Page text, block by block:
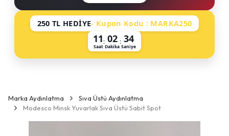
250 TL HEDİYE- Kupon Kodu : MARKA250
11
Saat
: 02
Dakika
: 33
Saniye
Marka Aydınlatma
Sıva Üstü Aydınlatma
Modesco Minsk Yuvarlak Sıva Üstü Sabit Spot